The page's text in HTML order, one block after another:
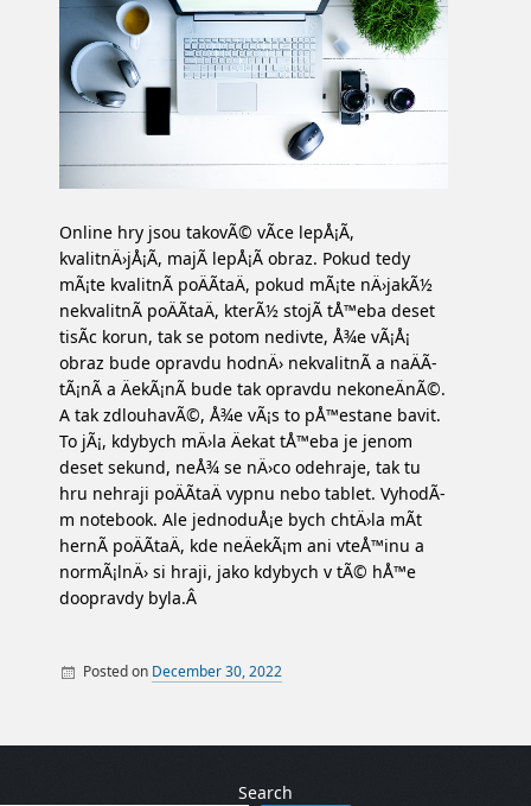
Online hry jsou takovÃ© vÃ­ce lepÅ¡Ã­,
kvalitnÄ›jÅ¡Ã­, majÃ­ lepÅ¡Ã­ obraz. Pokud tedy
mÃ¡te kvalitnÃ­ poÄÃ­taÄ, pokud mÃ¡te nÄ›jakÃ½
nekvalitnÃ­ poÄÃ­taÄ, kterÃ½ stojÃ­ tÅ™eba deset
tisÃ­c korun, tak se potom nedivte, Å¾e vÃ¡Å¡
obraz bude opravdu hodnÄ› nekvalitnÃ­ a naÄÃ­
tÃ¡nÃ­ a ÄekÃ¡nÃ­ bude tak opravdu nekoneÄnÃ©.
A tak zdlouhavÃ©, Å¾e vÃ¡s to pÅ™estane bavit.
To jÃ¡, kdybych mÄ›la Äekat tÅ™eba je jenom
deset sekund, neÅ¾ se nÄ›co odehraje, tak tu
hru nehraji poÄÃ­taÄ vypnu nebo tablet. VyhodÃ­
m notebook. Ale jednoduÅ¡e bych chtÄ›la mÃ­t
hernÃ­ poÄÃ­taÄ, kde neÄekÃ¡m ani vteÅ™inu a
normÃ¡lnÄ› si hraji, jako kdybych v tÃ© hÅ™e
doopravdy byla.Â
Posted on December 30, 2022
Search